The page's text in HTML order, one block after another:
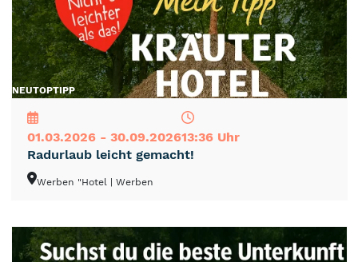
NEUTOPTIPP
01.03.2026 - 30.09.202613:36 Uhr
Radurlaub leicht gemacht!
Werben "Hotel | Werben